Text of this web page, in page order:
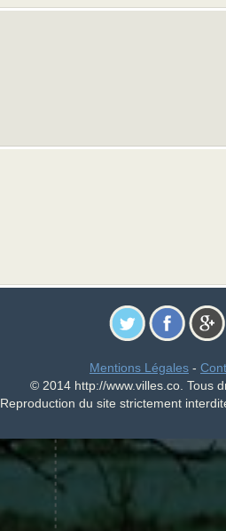
Mentions Légales -
© 2014 http://www.villes.co. Tous
Reproduction du site strictement